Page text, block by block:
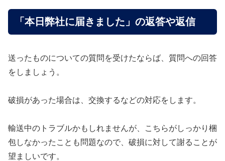
「本日弊社に届きました」の返答や返信
送ったものについての質問を受けたならば、質問への回答
をしましょう。
破損があった場合は、交換するなどの対応をします。
輸送中のトラブルかもしれませんが、こちらがしっかり梱
包しなかったことも問題なので、破損に対して謝ることが
望ましいです。